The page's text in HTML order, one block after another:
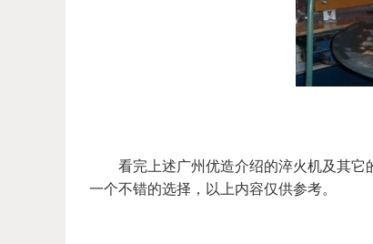
看完上述广州优造介绍的淬火机及其它
一个不错的选择，以上内容仅供参考。